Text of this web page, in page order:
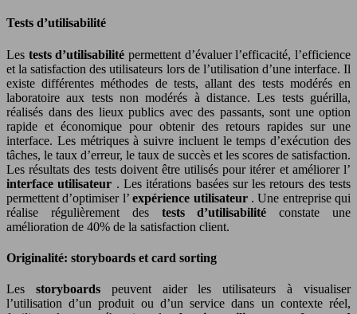
Tests d’utilisabilité
Les tests d’utilisabilitépermettent d’évaluer l’efficacité, l’efficience
et la satisfaction des utilisateurs lors de l’utilisation d’une interface. Il
existe différentes méthodes de tests, allant des tests modérés en
laboratoire aux tests non modérés à distance. Les tests guérilla,
réalisés dans des lieux publics avec des passants, sont une option
rapide et économique pour obtenir des retours rapides sur une
interface. Les métriques à suivre incluent le temps d’exécution des
tâches, le taux d’erreur, le taux de succès et les scores de satisfaction.
Les résultats des tests doivent être utilisés pour itérer et améliorer l’
interface utilisateur . Les itérations basées sur les retours des tests
permettent d’optimiser l’expérience utilisateur . Une entreprise qui
réalise régulièrement des tests d’utilisabilitéconstate une
amélioration de 40% de la satisfaction client.
Originalité: storyboards et card sorting
Les storyboards peuvent aider les utilisateurs à visualiser
l’utilisation d’un produit ou d’un service dans un contexte réel,